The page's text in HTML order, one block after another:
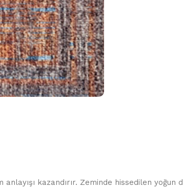
kazandırır. Zeminde hissedilen